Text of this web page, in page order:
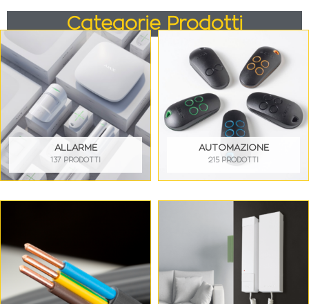
Categorie Prodotti
ALLARME
137 PRODOTTI
AUTOMAZIONE
215 PRODOTTI